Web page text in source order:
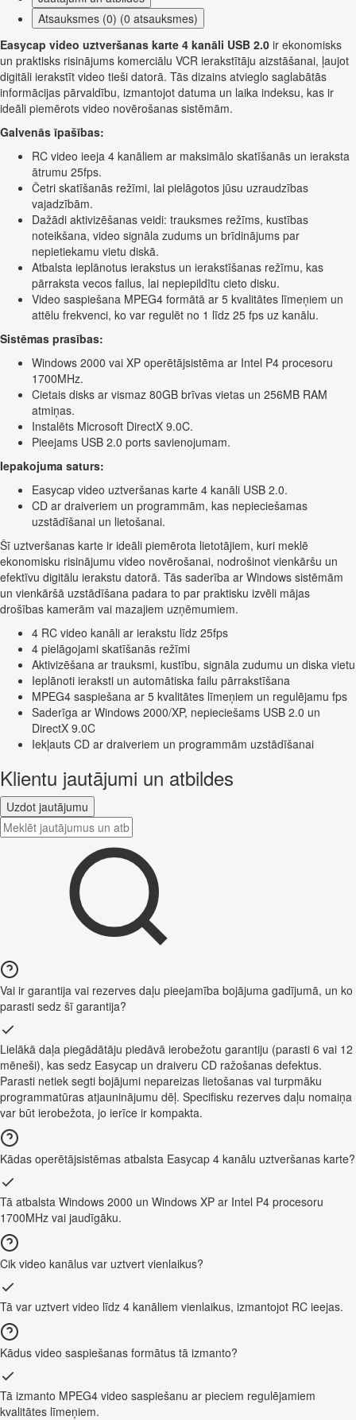
Atsauksmes (0) (0 atsauksmes)
Easycap video uztveršanas karte 4 kanāli USB 2.0 ir ekonomisks
un praktisks risinājums komerciālu VCR ierakstītāju aizstāšanai, ļaujot
digitāli ierakstīt video tieši datorā. Tās dizains atvieglo saglabātās
informācijas pārvaldību, izmantojot datuma un laika indeksu, kas ir
ideāli piemērots video novērošanas sistēmām.
Galvenās īpašības:
RC video ieeja 4 kanāliem ar maksimālo skatīšanās un ieraksta
ātrumu 25fps.
Četri skatīšanās režīmi, lai pielāgotos jūsu uzraudzības
vajadzībām.
Dažādi aktivizēšanas veidi: trauksmes režīms, kustības
noteikšana, video signāla zudums un brīdinājums par
nepietiekamu vietu diskā.
Atbalsta ieplānotus ierakstus un ierakstīšanas režīmu, kas
pārraksta vecos failus, lai nepiepildītu cieto disku.
Video saspiešana MPEG4 formātā ar 5 kvalitātes līmeņiem un
attēlu frekvenci, ko var regulēt no 1 līdz 25 fps uz kanālu.
Sistēmas prasības:
Windows 2000 vai XP operētājsistēma ar Intel P4 procesoru
1700MHz.
Cietais disks ar vismaz 80GB brīvas vietas un 256MB RAM
atmiņas.
Instalēts Microsoft DirectX 9.0C.
Pieejams USB 2.0 ports savienojumam.
Iepakojuma saturs:
Easycap video uztveršanas karte 4 kanāli USB 2.0.
CD ar draiveriem un programmām, kas nepieciešamas
uzstādīšanai un lietošanai.
Šī uztveršanas karte ir ideāli piemērota lietotājiem, kuri meklē
ekonomisku risinājumu video novērošanai, nodrošinot vienkāršu un
efektīvu digitālu ierakstu datorā. Tās saderība ar Windows sistēmām
un vienkāršā uzstādīšana padara to par praktisku izvēli mājas
drošības kamerām vai mazajiem uzņēmumiem.
4 RC video kanāli ar ierakstu līdz 25fps
4 pielāgojami skatīšanās režīmi
Aktivizēšana ar trauksmi, kustību, signāla zudumu un diska vietu
Ieplānoti ieraksti un automātiska failu pārrakstīšana
MPEG4 saspiešana ar 5 kvalitātes līmeņiem un regulējamu fps
Saderīga ar Windows 2000/XP, nepieciešams USB 2.0 un
DirectX 9.0C
Iekļauts CD ar draiveriem un programmām uzstādīšanai
Klientu jautājumi un atbildes
Uzdot jautājumu
Vai ir garantija vai rezerves daļu pieejamība bojājuma gadījumā, un ko
parasti sedz šī garantija?
Lielākā daļa piegādātāju piedāvā ierobežotu garantiju (parasti 6 vai 12
mēneši), kas sedz Easycap un draiveru CD ražošanas defektus.
Parasti netiek segti bojājumi nepareizas lietošanas vai turpmāku
programmatūras atjauninājumu dēļ. Specifisku rezerves daļu nomaiņa
var būt ierobežota, jo ierīce ir kompakta.
Kādas operētājsistēmas atbalsta Easycap 4 kanālu uztveršanas karte?
Tā atbalsta Windows 2000 un Windows XP ar Intel P4 procesoru
1700MHz vai jaudīgāku.
Cik video kanālus var uztvert vienlaikus?
Tā var uztvert video līdz 4 kanāliem vienlaikus, izmantojot RC ieejas.
Kādus video saspiešanas formātus tā izmanto?
Tā izmanto MPEG4 video saspiešanu ar pieciem regulējamiem
kvalitātes līmeņiem.